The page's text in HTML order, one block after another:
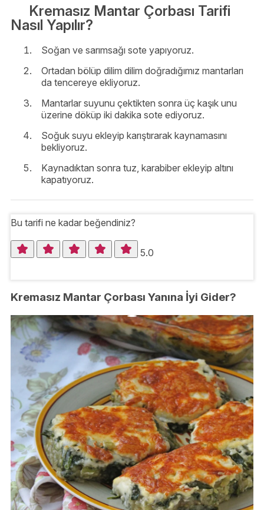
Kremasız Mantar Çorbası Tarifi
Nasıl Yapılır?
Soğan ve sarımsağı sote yapıyoruz.
Ortadan bölüp dilim dilim doğradığımız mantarları
da tencereye ekliyoruz.
Mantarlar suyunu çektikten sonra üç kaşık unu
üzerine döküp iki dakika sote ediyoruz.
Soğuk suyu ekleyip karıştırarak kaynamasını
bekliyoruz.
Kaynadıktan sonra tuz, karabiber ekleyip altını
kapatıyoruz.
Bu tarifi ne kadar beğendiniz?
5.0
Kremasız Mantar Çorbası Yanına İyi Gider?